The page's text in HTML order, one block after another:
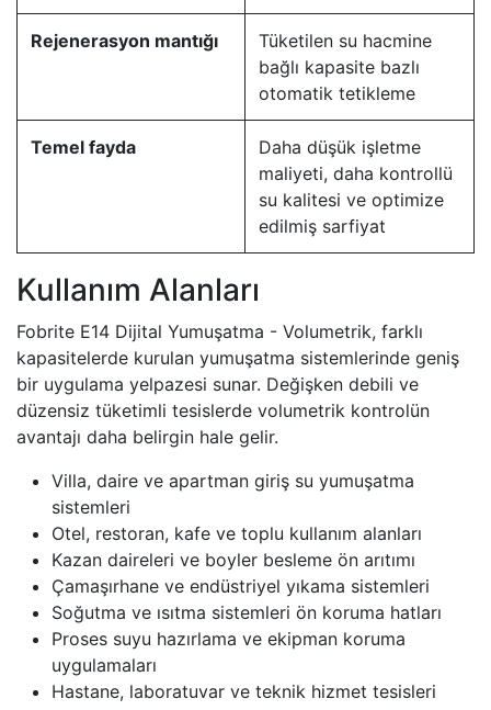
Rejenerasyon mantığı
Tüketilen su hacmine
bağlı kapasite bazlı
otomatik tetikleme
Temel fayda
Daha düşük işletme
maliyeti, daha kontrollü
su kalitesi ve optimize
edilmiş sarfiyat
Kullanım Alanları
Fobrite E14 Dijital Yumuşatma - Volumetrik, farklı
kapasitelerde kurulan yumuşatma sistemlerinde geniş
bir uygulama yelpazesi sunar. Değişken debili ve
düzensiz tüketimli tesislerde volumetrik kontrolün
avantajı daha belirgin hale gelir.
Villa, daire ve apartman giriş su yumuşatma
sistemleri
Otel, restoran, kafe ve toplu kullanım alanları
Kazan daireleri ve boyler besleme ön arıtımı
Çamaşırhane ve endüstriyel yıkama sistemleri
Soğutma ve ısıtma sistemleri ön koruma hatları
Proses suyu hazırlama ve ekipman koruma
uygulamaları
Hastane, laboratuvar ve teknik hizmet tesisleri